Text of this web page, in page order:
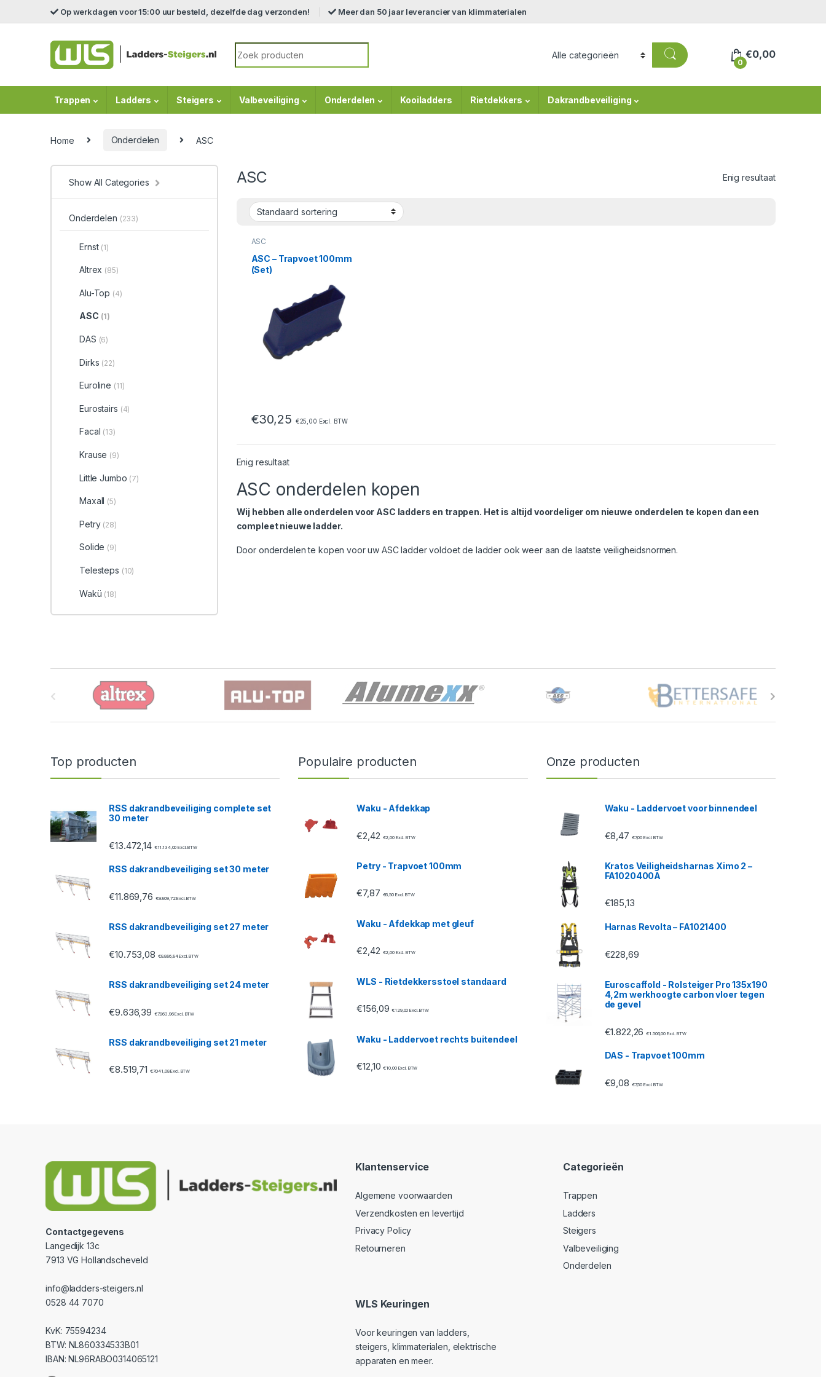
Skip to navigation
Skip to content Op werkdagen voor 15:00 uur besteld, dezelfde dag verzonden! Meer dan 50 jaar leverancier van klimmaterialen
Search for:
0
€0,00
Trappen Ladders Steigers Valbeveiliging Onderdelen Kooiladders Rietdekkers Dakrandbeveiliging
Home Onderdelen ASC
ASC Enig resultaat
ASC
ASC – Trapvoet 100mm
(Set)
€30,25 €25,00 Excl. BTW
Enig resultaat
ASC onderdelen kopen
Wij hebben alle onderdelen voor ASC ladders en trappen. Het is altijd voordeliger om nieuwe onderdelen te kopen dan een
compleet nieuwe ladder.
Door onderdelen te kopen voor uw ASC ladder voldoet de ladder ook weer aan de laatste veiligheidsnormen.
Show All Categories
Onderdelen (233)
Ernst (1)
Altrex (85)
Alu-Top (4)
ASC (1)
DAS (6)
Dirks (22)
Euroline (11)
Eurostairs (4)
Facal (13)
Krause (9)
Little Jumbo (7)
Maxall (5)
Petry (28)
Solide (9)
Telesteps (10)
Wakü (18)
Top producten
RSS dakrandbeveiliging complete set
30 meter
€13.472,14 €11.134,00 Excl. BTW
RSS dakrandbeveiliging set 30 meter
€11.869,76 €9.809,72Excl. BTW
RSS dakrandbeveiliging set 27 meter
€10.753,08 €8.886,84Excl. BTW
RSS dakrandbeveiliging set 24 meter
€9.636,39 €7.963,96Excl. BTW
RSS dakrandbeveiliging set 21 meter
€8.519,71 €7.041,08Excl. BTW
Populaire producten
Waku - Afdekkap
€2,42 €2,00Excl. BTW
Petry - Trapvoet 100mm
€7,87 €6,50Excl. BTW
Waku - Afdekkap met gleuf
€2,42 €2,00Excl. BTW
WLS - Rietdekkersstoel standaard
€156,09 €129,00 Excl. BTW
Waku - Laddervoet rechts buitendeel
€12,10 €10,00Excl. BTW
Onze producten
Waku - Laddervoet voor binnendeel
€8,47 €7,00 Excl. BTW
Kratos Veiligheidsharnas Ximo 2 –
FA1020400A
€185,13
Harnas Revolta – FA1021400
€228,69
Euroscaffold - Rolsteiger Pro 135x190
4,2m werkhoogte carbon vloer tegen
de gevel
€1.822,26 €1.506,00Excl. BTW
DAS - Trapvoet 100mm
€9,08 €7,50 Excl. BTW
Contactgegevens
Langedijk 13c
7913 VG Hollandscheveld
info@ladders-steigers.nl
0528 44 7070
KvK: 75594234
BTW: NL860334533B01
IBAN: NL96RABO0314065121
Klantenservice
Algemene voorwaarden
Verzendkosten en levertijd
Privacy Policy
Retourneren
Categorieën
Trappen
Ladders
Steigers
Valbeveiliging
Onderdelen
WLS Keuringen
Voor keuringen van ladders,
steigers, klimmaterialen, elektrische
apparaten en meer.